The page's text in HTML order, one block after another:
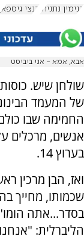
בנימין נתניהו בנצי גיספאן
אבא, אמא - אני ביביסט
שולחן שיש.
של המעמד
החמימה שבו
אנשים, מרכלים
בערוץ 14.
ואז, הבן מרכין
שכמותו, מחייך
בסדר...אתה
הליברלית: "